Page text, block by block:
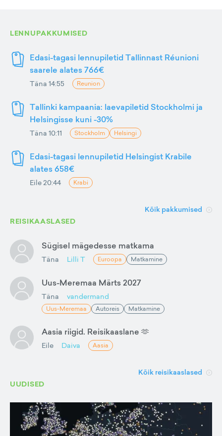
LENNUPAKKUMISED
Edasi-tagasi lennupiletid Tallinnast Réunioni
saarele alates 766€
Täna 14:55 Reunion
Tallinki kampaania: laevapiletid Stockholmi ja
Helsingisse kuni -30%
Täna 10:11 Stockholm Helsingi
Edasi-tagasi lennupiletid Helsingist Krabile
alates 658€
Eile 20:44 Krabi
Kõik pakkumised
REISIKAASLASED
Sügisel mägedesse matkama
Täna Lilli T Euroopa Matkamine
Uus-Meremaa Märts 2027
Täna vandermand
Uus-Meremaa Autoreis Matkamine
Aasia riigid. Reisikaaslane 🫶
Eile Daiva Aasia
Kõik reisikaaslased
UUDISED